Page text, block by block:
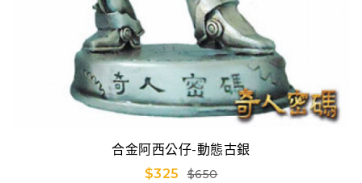
合金阿西公仔-動態古銀
$325
$650